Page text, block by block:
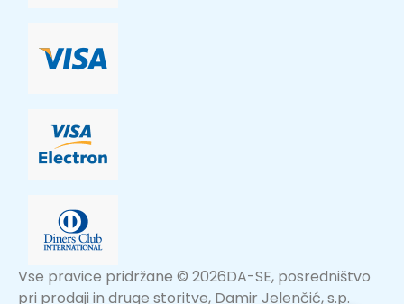
Vse pravice pridržane © 2026DA-SE, posredništvo
pri prodaji in druge storitve, Damir Jelenčić, s.p.